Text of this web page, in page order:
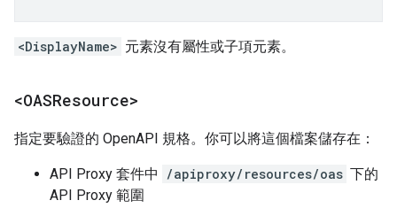
<DisplayName> 元素沒有屬性或子項元素。
<OASResource>
指定要驗證的 OpenAPI 規格。你可以將這個檔案儲存在：
API Proxy 套件中 /apiproxy/resources/oas 下的
API Proxy 範圍